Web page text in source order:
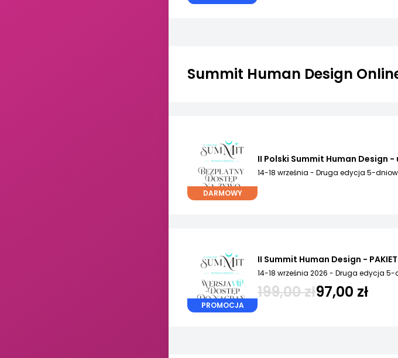
Summit Human Design
DARMOWY
II Polski Summit Human Design -
14-18 września - Druga edycja 5-
PROMOCJA
II Summit Human Design -
14-18 września 2026 - Druga edycja
199,00 zł97,00 zł